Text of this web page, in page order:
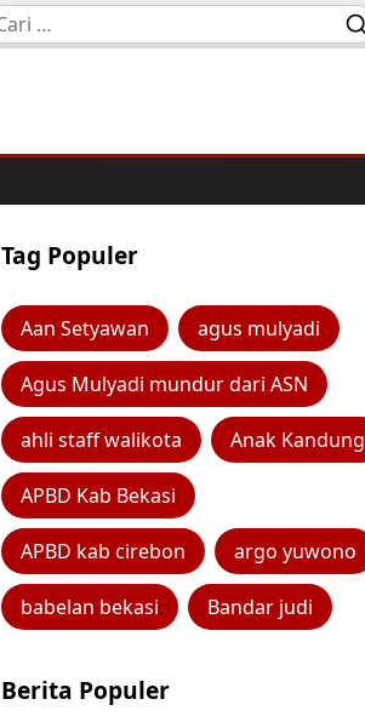
Tag Populer
Aan Setyawan agus mulyadi
Agus Mulyadi mundur dari ASN
ahli staff walikota Anak Kandung
APBD Kab Bekasi
APBD kab cirebon argo yuwono
babelan bekasi Bandar judi
Berita Populer